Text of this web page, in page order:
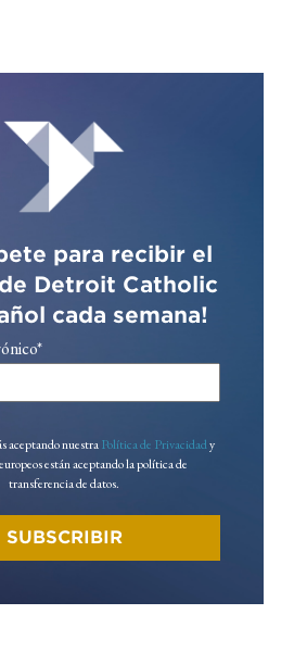
para recibir el
Detroit Catholic
cada semana!
*
aceptando nuestraPolítica de Privacidady
están aceptando la política de
transferencia de datos.